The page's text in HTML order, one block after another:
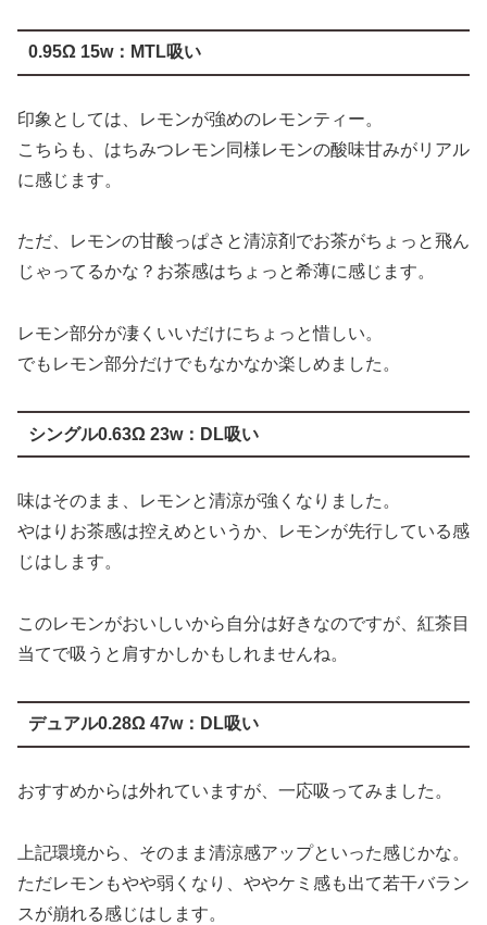
0.95Ω 15w：MTL吸い
印象としては、レモンが強めのレモンティー。
こちらも、はちみつレモン同様レモンの酸味甘みがリアル
に感じます。
ただ、レモンの甘酸っぱさと清涼剤でお茶がちょっと飛ん
じゃってるかな？お茶感はちょっと希薄に感じます。
レモン部分が凄くいいだけにちょっと惜しい。
でもレモン部分だけでもなかなか楽しめました。
シングル0.63Ω 23w：DL吸い
味はそのまま、レモンと清涼が強くなりました。
やはりお茶感は控えめというか、レモンが先行している感
じはします。
このレモンがおいしいから自分は好きなのですが、紅茶目
当てで吸うと肩すかしかもしれませんね。
デュアル0.28Ω 47w：DL吸い
おすすめからは外れていますが、一応吸ってみました。
上記環境から、そのまま清涼感アップといった感じかな。
ただレモンもやや弱くなり、ややケミ感も出て若干バラン
スが崩れる感じはします。